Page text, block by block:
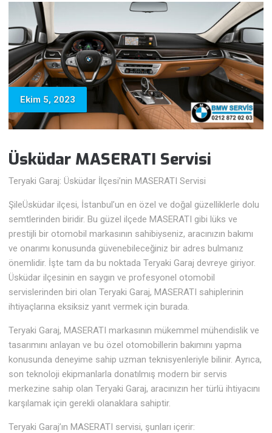
Ekim 5, 2023
Üsküdar MASERATI Servisi
Teryaki Garaj: Üsküdar İlçesi’nin MASERATI Servisi
ŞileÜsküdar ilçesi, İstanbul’un en özel ve doğal güzelliklerle dolu
semtlerinden biridir. Bu güzel ilçede MASERATI gibi lüks ve
prestijli bir otomobil markasının sahibiyseniz, aracınızın bakımı
ve onarımı konusunda güvenebileceğiniz bir adres bulmanız
önemlidir. İşte tam da bu noktada Teryaki Garaj devreye giriyor.
Üsküdar ilçesinin en saygın ve profesyonel otomobil
servislerinden biri olan Teryaki Garaj, MASERATI sahiplerinin
ihtiyaçlarına eksiksiz yanıt vermek için burada.
Teryaki Garaj, MASERATI markasının mükemmel mühendislik ve
tasarımını anlayan ve bu özel otomobillerin bakımını yapma
konusunda deneyime sahip uzman teknisyenleriyle bilinir. Ayrıca,
son teknoloji ekipmanlarla donatılmış modern bir servis
merkezine sahip olan Teryaki Garaj, aracınızın her türlü ihtiyacını
karşılamak için gerekli olanaklara sahiptir.
Teryaki Garaj’ın MASERATI servisi, şunları içerir: